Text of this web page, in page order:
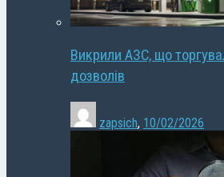
Викрили АЗС, що
дозволів
zapsich, 10/02/2026